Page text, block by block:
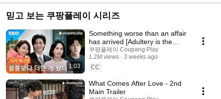
믿고 보는 쿠팡플레이 시리즈
1:03
Something worse than an affair
has arrived [Adultery is the
least of our problems right now]
Teas...
쿠팡플레이 Coupang Play
1.2M views
3 weeks ago
CC
What Comes After Love - 2nd
Main Trailer